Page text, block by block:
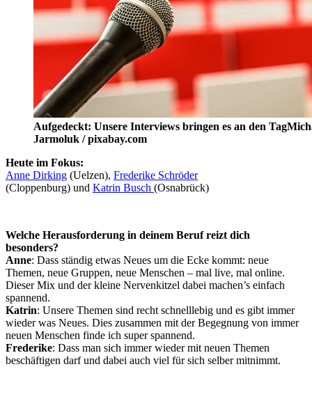
Aufgedeckt: Unsere Interviews bringen es an den Tag
Jarmoluk / pixabay.com
Heute im Fokus:
Anne Dirking (Uelzen), Frederike Schröder
(Cloppenburg) und Katrin Busch (Osnabrück)
Welche Herausforderung in deinem Beruf reizt dich
besonders?
Anne: Dass ständig etwas Neues um die Ecke kommt: neue
Themen, neue Gruppen, neue Menschen – mal live, mal online.
Dieser Mix und der kleine Nervenkitzel dabei machen’s einfach
spannend.
Katrin: Unsere Themen sind recht schnelllebig und es gibt immer
wieder was Neues. Dies zusammen mit der Begegnung von immer
neuen Menschen finde ich super spannend.
Frederike: Dass man sich immer wieder mit neuen Themen
beschäftigen darf und dabei auch viel für sich selber mitnimmt.